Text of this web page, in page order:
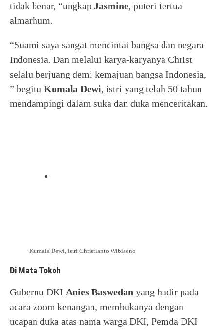
tidak benar, “ungkap Jasmine, puteri tertua
almarhum.
“Suami saya sangat mencintai bangsa dan negara
Indonesia. Dan melalui karya-karyanya Christ
selalu berjuang demi kemajuan bangsa Indonesia,
” begitu Kumala Dewi, istri yang telah 50 tahun
mendampingi dalam suka dan duka menceritakan.
Kumala Dewi, istri Christianto Wibisono
Di Mata Tokoh
Gubernu DKI Anies Baswedan yang hadir pada
acara zoom kenangan, membukanya dengan
ucapan duka atas nama warga DKI, Pemda DKI